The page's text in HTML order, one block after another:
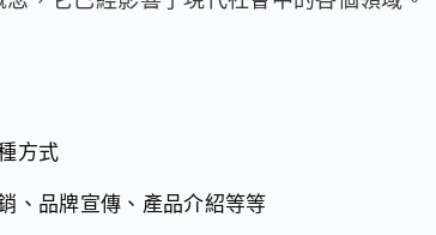
方式
、品牌宣傳、產品介紹等等